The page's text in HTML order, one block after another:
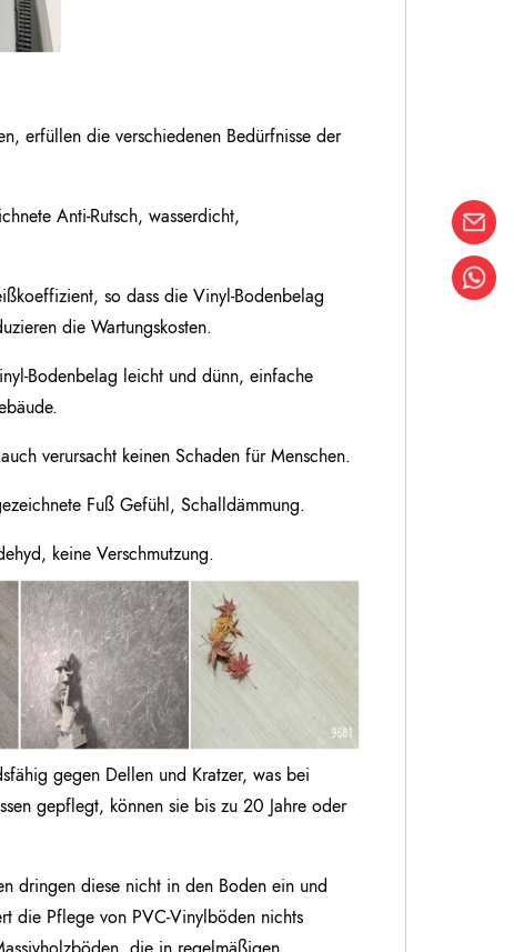
erfüllen die verschiedenen Bedürfnisse der
Anti-Rutsch, wasserdicht,
so dass die Vinyl-Bodenbelag
die Wartungskosten.
Bodenbelag leicht und dünn, einfache
verursacht keinen Schaden für Menschen.
Fuß Gefühl, Schalldämmung.
keine Verschmutzung.
gegen Dellen und Kratzer, was bei
gepflegt, können sie bis zu 20 Jahre oder
dringen diese nicht in den Boden ein und
die Pflege von PVC-Vinylböden nichts